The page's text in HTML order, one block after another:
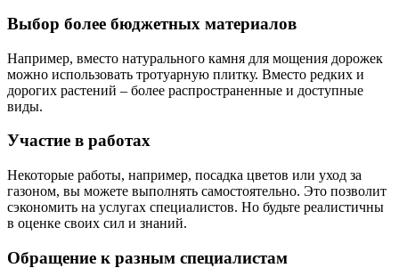
Выбор более бюджетных материалов
Например, вместо натурального камня для мощения дорожек
можно использовать тротуарную плитку. Вместо редких и
дорогих растений – более распространенные и доступные
виды.
Участие в работах
Некоторые работы, например, посадка цветов или уход за
газоном, вы можете выполнять самостоятельно. Это позволит
сэкономить на услугах специалистов. Но будьте реалистичны
в оценке своих сил и знаний.
Обращение к разным специалистам